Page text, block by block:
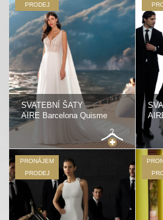
PRODEJ
SVATEBNÍ ŠATY
AIRE Barcelona Quisme
PRONÁJEM
PRODEJ